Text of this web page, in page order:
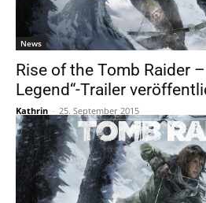
News
Rise of the Tomb Raider
Legend“-Trailer
Kathrin - 25. September 2015